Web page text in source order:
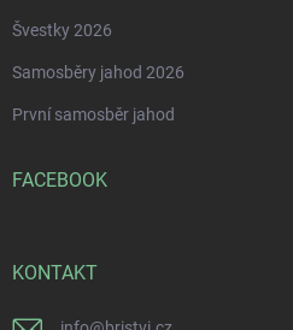
Švestky 2026
Samosběry jahod 2026
První samosběr jahod
FACEBOOK
KONTAKT